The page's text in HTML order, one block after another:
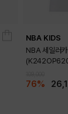
DETAILS
NBA KIDS
NBA 세일러
76%